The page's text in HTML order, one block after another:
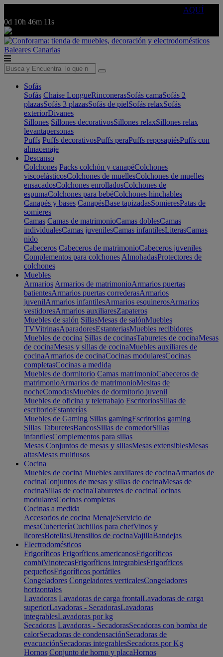
AQUÍ
0d 10h 46m 11s
Baleares Canarias
Sofás
Sofás Chaise LongueRinconerasSofás camaSofás 2
plazasSofás 3 plazasSofás de pielSofás relaxSofás
exteriorDivanes
Sillones Sillones decorativosSillones relaxSillones relax
levantapersonas
Puffs Puffs decorativosPuffs peraPuffs reposapiésPuffs con
almacenaje
Descanso
Colchones Packs colchón y canapéColchones
viscoelásticosColchones de muellesColchones de muelles
ensacadosColchones enrolladosColchones de
espumaColchones para bebéColchones hinchables
Canapés y bases CanapésBase tapizadasSomieresPatas de
somieres
Camas Camas de matrimonioCamas doblesCamas
individualesCamas juvenilesCamas infantilesLiterasCamas
nido
Cabeceros Cabeceros de matrimonioCabeceros juveniles
Complementos para colchones AlmohadasProtectores de
colchones
Muebles
Armarios Armarios de matrimonioArmarios puertas
batientesArmarios puertas correderasArmarios
juvenilArmarios infantilesArmarios esquinerosArmarios
vestidoresArmarios auxiliaresZapateros
Muebles de salón SillasMesas de salónMuebles
TVVitrinasAparadoresEstanteriasMuebles recibidores
Muebles de cocina Sillas de cocinasTaburetes de cocinaMesas
de cocinaMesas y sillas de cocinaMuebles auxiliares de
cocinaArmarios de cocinaCocinas modularesCocinas
completasCocinas a medida
Muebles de dormitorio Camas matrimonioCabeceros de
matrimonioArmarios de matrimonioMesitas de
nocheComodasMuebles de dormitorio juvenil
Muebles de oficina y teletrabajo EscritoriosSillas de
escritorioEstanterías
Muebles de Gaming Sillas gamingEscritorios gaming
Sillas TaburetesBancosSillas de comedorSillas
infantilesComplementos para sillas
Mesas Conjuntos de mesas y sillasMesas extensiblesMesas
altasMesas multiusos
Cocina
Muebles de cocina Muebles auxiliares de cocinaArmarios de
cocinaConjuntos de mesas y sillas de cocinaMesas de
cocinaSillas de cocinaTaburetes de cocinaCocinas
modularesCocinas completas
Cocinas a medida
Accesorios de cocina MenajeServicio de
mesaCuberteríaCuchillos para chefVinos y
licoresBotellasUtensilios de cocinaVajillaBandejas
Electrodomésticos
Frigoríficos Frigoríficos americanosFrigoríficos
combiVinotecasFrigoríficos integrablesFrigoríficos
pequeñosFrigoríficos portátiles
Congeladores Congeladores verticalesCongeladores
horizontales
Lavadoras Lavadoras de carga frontalLavadoras de carga
superiorLavadoras - SecadorasLavadoras
integrablesLavadoras por kg
Secadoras Lavadoras - SecadorasSecadoras con bomba de
calorSecadoras de condensaciónSecadoras de
evacuaciónSecadoras integrablesSecadoras por Kg
Hornos Conjunto de horno y placaHornos